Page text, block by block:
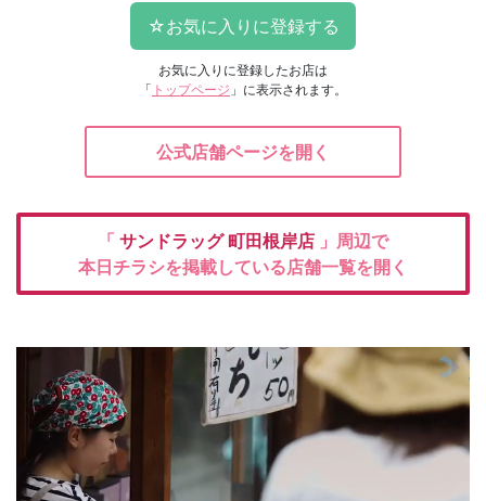
お気に入りに登録したお店は
「 トップページ 」に表示されます。
公式店舗ページを開く
「 サンドラッグ町田根岸店 」周辺で
本日チラシを掲載している店舗一覧を開く